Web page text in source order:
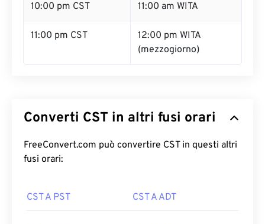
10:00 pm CST 11:00 am WITA
11:00 pm CST
12:00 pm WITA
(mezzogiorno)
Converti CST in altri fusi orari
FreeConvert.com può convertire CST in questi altri
fusi orari:
CST A PST CST A ADT